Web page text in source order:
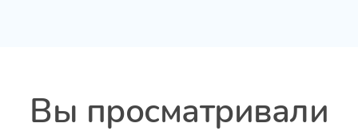
Вы просматривали